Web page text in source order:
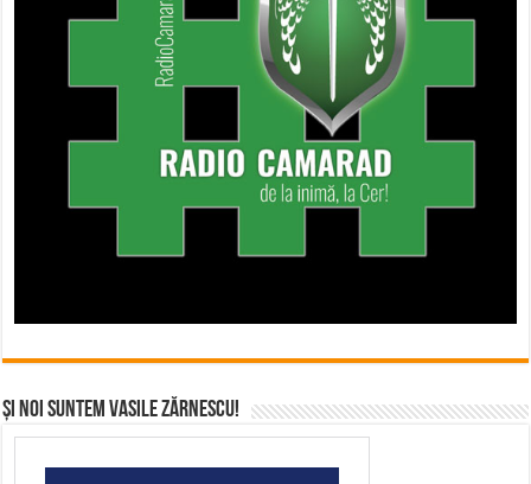
Și noi suntem Vasile Zărnescu!